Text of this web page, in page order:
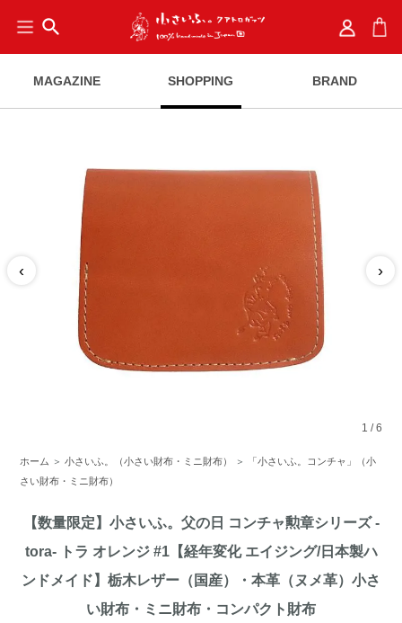
search
MAGAZINE SHOPPING BRAND
‹ ›
1 /6
ホーム ＞小さいふ。（小さい財布・ミニ財布） ＞
「小さいふ。コンチャ」（小
さい財布・ミニ財布）
【数量限定】小さいふ。父の日 コンチャ勲章シリーズ -
tora- トラ オレンジ #1【経年変化 エイジング/日本製ハ
ンドメイド】栃木レザー（国産）・本革（ヌメ革）小さ
い財布・ミニ財布・コンパクト財布